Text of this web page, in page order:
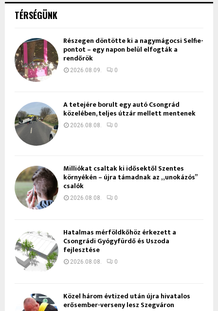
TÉRSÉGÜNK
Részegen döntötte ki a nagymágocsi Selfie-
pontot – egy napon belül elfogták a
rendőrök
2026.08.09. 0
A tetejére borult egy autó Csongrád
közelében, teljes útzár mellett mentenek
2026.08.08. 0
Milliókat csaltak ki idősektől Szentes
környékén – újra támadnak az „unokázós”
csalók
2026.08.08. 0
Hatalmas mérföldkőhöz érkezett a
Csongrádi Gyógyfürdő és Uszoda
fejlesztése
2026.08.08. 0
Közel három évtized után újra hivatalos
erősember-verseny lesz Szegváron